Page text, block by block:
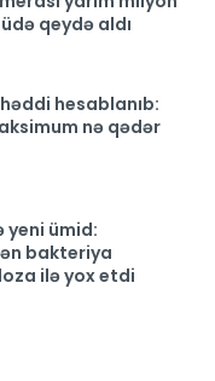
qeydə aldı
hesablanıb:
nə qədər
yeni ümid:
bakteriya
ilə yox etdi